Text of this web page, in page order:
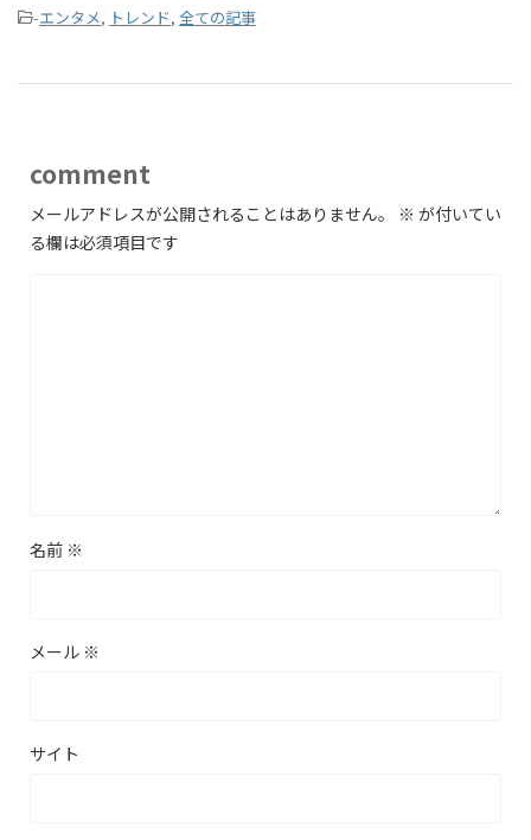
-エンタメ, トレンド, 全ての記事
comment
メールアドレスが公開されることはありません。 ※ が付いてい
る欄は必須項目です
名前 ※
メール ※
サイト